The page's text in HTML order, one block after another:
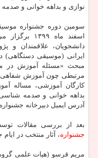
نوازی و بداهه خوانی و
اسفند ماه
دانشجویان، علاقمندان
ایرانی (موسیقی
مبحث «مسئله آموزش در
مرتبطی چون آموزش
کارگان آموزشی، مساله
آدرس ایمیل دبیرخانه جشنواره ICMFRS@gmail.com ارسال فرمایند.
بعد از بررسی مقالات
جشنواره، آثار منتخب در
مریم قرسو (هیات علمی